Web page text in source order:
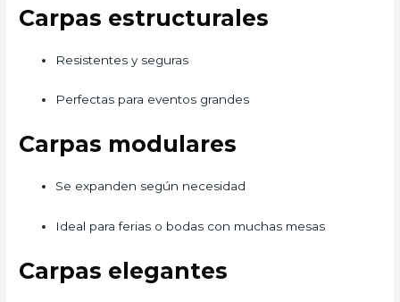
Carpas estructurales
Resistentes y seguras
Perfectas para eventos grandes
Carpas modulares
Se expanden según necesidad
Ideal para ferias o bodas con muchas mesas
Carpas elegantes